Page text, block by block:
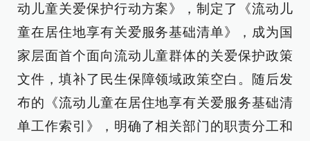
动儿童关爱保护行动方案》，制定了《流动儿
童在居住地享有关爱服务基础清单》，成为国
家层面首个面向流动儿童群体的关爱保护政策
文件，填补了民生保障领域政策空白。随后发
布的《流动儿童在居住地享有关爱服务基础清
单工作索引》，明确了相关部门的职责分工和